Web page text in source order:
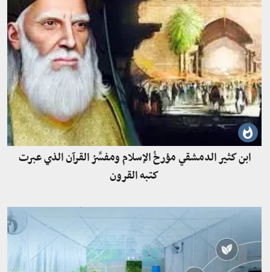
ابن كثير الدمشقي مؤرخُ الإسلام ومفسِّرُ القرآن الذي عبرت
كتبه القرون